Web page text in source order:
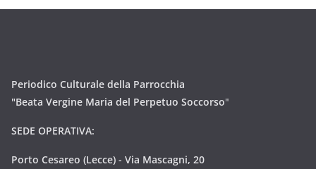
Periodico Culturale della Parrocchia
"Beata Vergine Maria del Perpetuo Soccorso"
SEDE OPERATIVA:
Porto Cesareo (Lecce) - Via Mascagni, 20